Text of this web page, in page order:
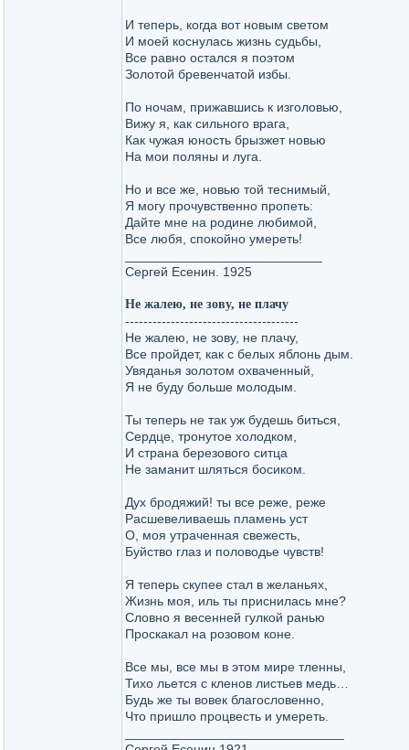
И теперь, когда вот новым светом
И моей коснулась жизнь судьбы,
Все равно остался я поэтом
Золотой бревенчатой избы.
По ночам, прижавшись к изголовью,
Вижу я, как сильного врага,
Как чужая юность брызжет новью
На мои поляны и луга.
Но и все же, новью той теснимый,
Я могу прочувственно пропеть:
Дайте мне на родине любимой,
Все любя, спокойно умереть!
Сергей Есенин. 1925
Не жалею, не зову, не плачу
--------------------------------------
Не жалею, не зову, не плачу,
Все пройдет, как с белых яблонь дым.
Увяданья золотом охваченный,
Я не буду больше молодым.
Ты теперь не так уж будешь биться,
Сердце, тронутое холодком,
И страна березового ситца
Не заманит шляться босиком.
Дух бродяжий! ты все реже, реже
Расшевеливаешь пламень уст
О, моя утраченная свежесть,
Буйство глаз и половодье чувств!
Я теперь скупее стал в желаньях,
Жизнь моя, иль ты приснилась мне?
Словно я весенней гулкой ранью
Проскакал на розовом коне.
Все мы, все мы в этом мире тленны,
Тихо льется с кленов листьев медь…
Будь же ты вовек благословенно,
Что пришло процвесть и умереть.